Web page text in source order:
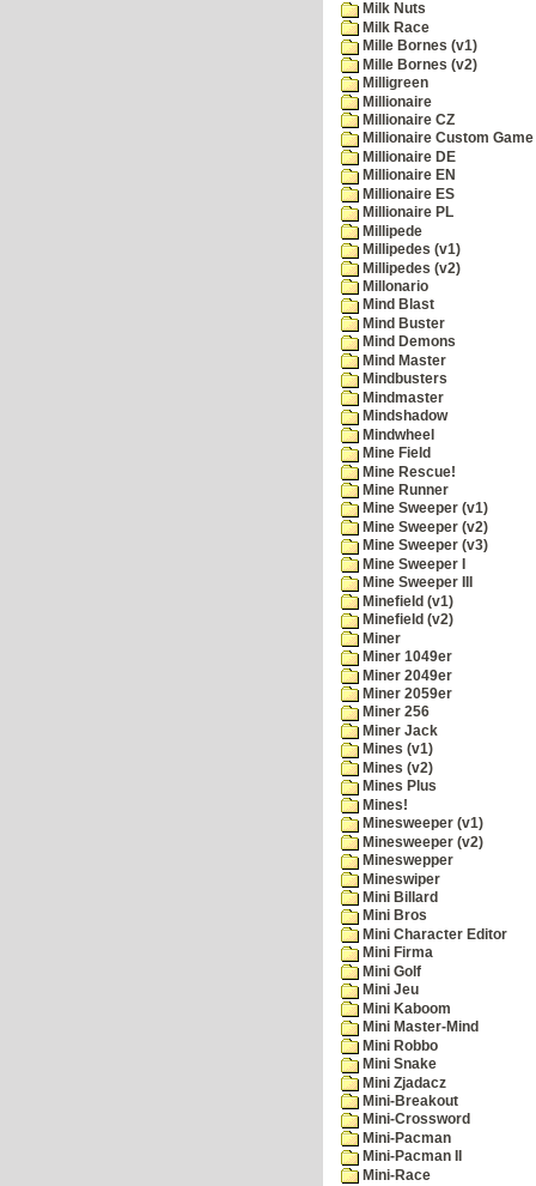
Milk Nuts
Milk Race
Mille Bornes (v1)
Mille Bornes (v2)
Milligreen
Millionaire
Millionaire CZ
Millionaire Custom
Millionaire DE
Millionaire EN
Millionaire ES
Millionaire PL
Millipede
Millipedes (v1)
Millipedes (v2)
Millonario
Mind Blast
Mind Buster
Mind Demons
Mind Master
Mindbusters
Mindmaster
Mindshadow
Mindwheel
Mine Field
Mine Rescue!
Mine Runner
Mine Sweeper (v1)
Mine Sweeper (v2)
Mine Sweeper (v3)
Mine Sweeper I
Mine Sweeper III
Minefield (v1)
Minefield (v2)
Miner
Miner 1049er
Miner 2049er
Miner 2059er
Miner 256
Miner Jack
Mines (v1)
Mines (v2)
Mines Plus
Mines!
Minesweeper (v1)
Minesweeper (v2)
Mineswepper
Mineswiper
Mini Billard
Mini Bros
Mini Character Editor
Mini Firma
Mini Golf
Mini Jeu
Mini Kaboom
Mini Master-Mind
Mini Robbo
Mini Snake
Mini Zjadacz
Mini-Breakout
Mini-Crossword
Mini-Pacman
Mini-Pacman II
Mini-Race